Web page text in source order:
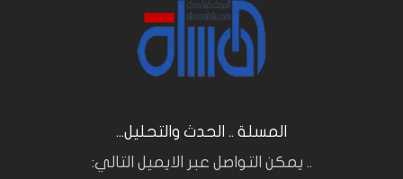
المسلة .. الحدث والتحليل...
.. يمكن التواصل عبر الايميل التالي: